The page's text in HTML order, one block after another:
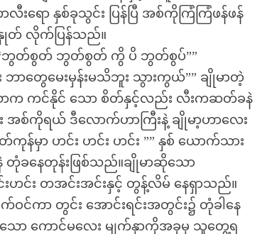
ာ နှစ်ခုသွင်း ပြန်ပြီ အစ်ကိုကြံကြံဖန်ဖန်
တ် လိုက်ပြန်သည်။
ဘွတ်စွတ် ဘွတ်စွတ် ကွိ ပိ ဘွတ်စွပ်””
ဘာတွေမေးမှန်းမသိဘူး သွားကွယ်”” ချိုမာတဲ့
ောက ကင်နိုင် သော စိတ်နှင့်လည်း လီးကဆတ်ခနဲ
း အစ်ကိုရယ် ဒီလောက်ဟာကြီးနဲ့ ချိုမာ့ဟာလေး
န်မှာ ဟင်း ဟင်း ဟင်း ”” နှစ် ယောက်သား
ခနေတုန်းဖြစ်သည်။ချိုမာဆိုသော
င်း တအင်းအင်းနှင့် တွန့်လိမ် နေရှာသည်။
ကာ တွင်း အောင်းရင်းအတွင်း၌ တုံခါနေ
ော ကောင်မလေး မျက်နှာကိုအခုမှ သူတွေ့ရ